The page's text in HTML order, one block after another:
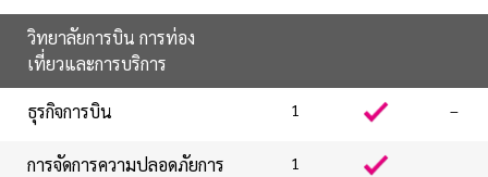
วิทยาลัยการบิน การท่อง
เที่ยวและการบริการ
ธุรกิจการบิน 1 –
การจัดการความปลอดภัยการ
1